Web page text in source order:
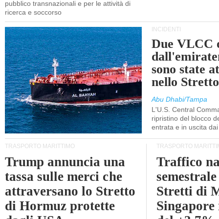
pubblico transnazionali e per le attività di
ricerca e soccorso
INCIDENTI
Due VLCC
sono state
nello
Abu Dhabi/Tampa
L'U.S. Central
ripristino del blocco
entrata e in uscita
TRASPORTO MARITTIMO
Trump annuncia una
tassa sulle merci che
attraversano lo Stretto
di Hormuz protette
TRASPORTO
Traffico
Stretti di